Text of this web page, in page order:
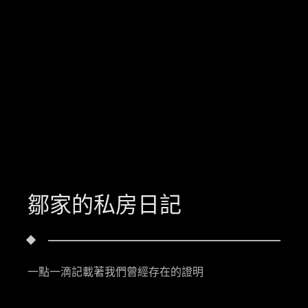
鄒家的私房日記
一點一滴記載著我們曾經存在的證明